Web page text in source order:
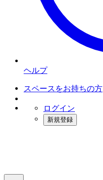
ヘルプ
スペースをお持ちの方
ログイン
新規登録